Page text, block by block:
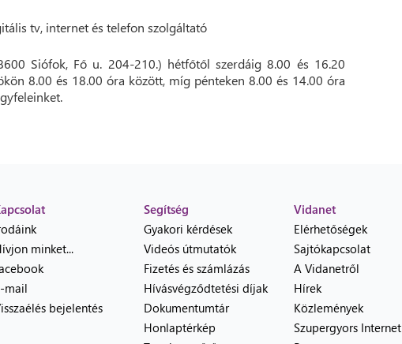
Siófok, Fő u. 204-210.) hétfőtől szerdáig 8.00 és 16.20
8.00 és 18.00 óra között, míg pénteken 8.00 és 14.00 óra
minket...
mail
bejelentés
Segítség
Gyakori kérdések
Videós útmutatók
Fizetés és számlázás
Hívásvégződtetési díjak
Dokumentumtár
Honlaptérkép
Vidanet
Elérhetőségek
Sajtókapcsolat
A Vidanetről
Hírek
Közlemények
Szupergyors Internet